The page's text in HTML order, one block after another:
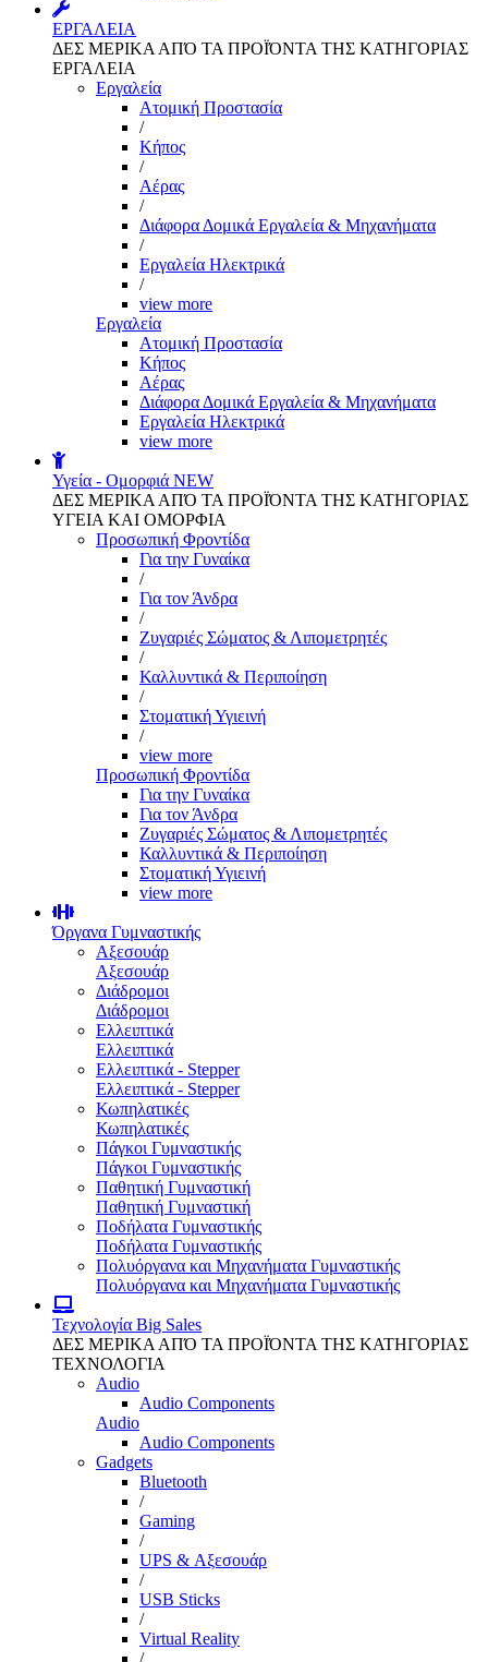
ΕΡΓΑΛΕΙΑ
ΔΕΣ ΜΕΡΙΚΑ ΑΠΌ ΤΑ ΠΡΟΪΌΝΤΑ ΤΗΣ ΚΑΤΗΓΟΡΙΑΣ
ΕΡΓΑΛΕΙΑ
Εργαλεία
Aτομική Προστασία
/
Kήπος
/
Αέρας
/
Διάφορα Δομικά Εργαλεία & Μηχανήματα
/
Εργαλεία Ηλεκτρικά
/
view more
Εργαλεία
Aτομική Προστασία
Kήπος
Αέρας
Διάφορα Δομικά Εργαλεία & Μηχανήματα
Εργαλεία Ηλεκτρικά
view more
Υγεία - Ομορφιά NEW
ΔΕΣ ΜΕΡΙΚΑ ΑΠΌ ΤΑ ΠΡΟΪΌΝΤΑ ΤΗΣ ΚΑΤΗΓΟΡΙΑΣ
ΥΓΕΙΑ ΚΑΙ ΟΜΟΡΦΙΑ
Προσωπική Φροντίδα
Για την Γυναίκα
/
Για τον Άνδρα
/
Ζυγαριές Σώματος & Λιπομετρητές
/
Καλλυντικά & Περιποίηση
/
Στοματική Υγιεινή
/
view more
Προσωπική Φροντίδα
Για την Γυναίκα
Για τον Άνδρα
Ζυγαριές Σώματος & Λιπομετρητές
Καλλυντικά & Περιποίηση
Στοματική Υγιεινή
view more
Όργανα Γυμναστικής
Αξεσουάρ
Αξεσουάρ
Διάδρομοι
Διάδρομοι
Ελλειπτικά
Ελλειπτικά
Ελλειπτικά - Stepper
Ελλειπτικά - Stepper
Κωπηλατικές
Κωπηλατικές
Πάγκοι Γυμναστικής
Πάγκοι Γυμναστικής
Παθητική Γυμναστική
Παθητική Γυμναστική
Ποδήλατα Γυμναστικής
Ποδήλατα Γυμναστικής
Πολυόργανα και Μηχανήματα Γυμναστικής
Πολυόργανα και Μηχανήματα Γυμναστικής
Τεχνολογία Big Sales
ΔΕΣ ΜΕΡΙΚΑ ΑΠΌ ΤΑ ΠΡΟΪΌΝΤΑ ΤΗΣ ΚΑΤΗΓΟΡΙΑΣ
ΤΕΧΝΟΛΟΓΙΑ
Audio
Audio Components
Audio
Audio Components
Gadgets
Bluetooth
/
Gaming
/
UPS & Αξεσουάρ
/
USB Sticks
/
Virtual Reality
/